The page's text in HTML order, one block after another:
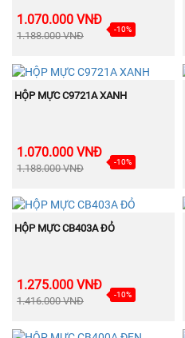
1.070.000 VNĐ
1.188.000 VNĐ
-10%
BÁN
CHẠY
MUA NGAY
HỘP MỰC C9721A XANH
1.070.000 VNĐ
1.188.000 VNĐ
-10%
BÁN
CHẠY
MUA NGAY
HỘP MỰC CB403A ĐỎ
1.275.000 VNĐ
1.416.000 VNĐ
-10%